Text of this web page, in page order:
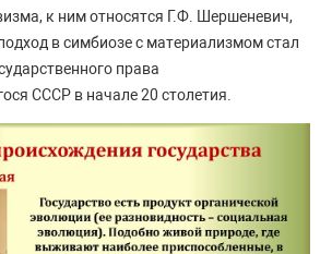
к ним относятся Г.Ф. Шершеневич,
в симбиозе с материализмом стал
права
СССР в начале 20 столетия.